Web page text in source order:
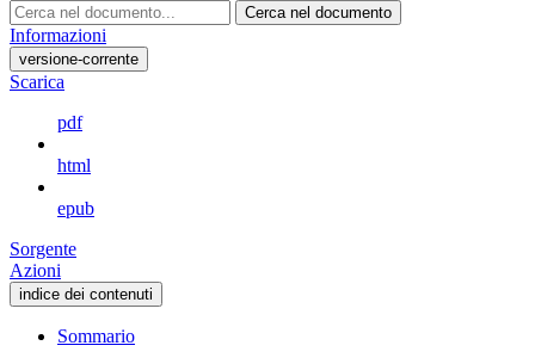
Cerca nel documento
Informazioni
versione-corrente
Scarica
pdf
html
epub
Sorgente
Azioni
indice dei contenuti
Sommario